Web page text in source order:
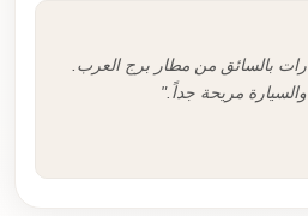
بالسائق من مطار برج العرب.
مريحة جداً."